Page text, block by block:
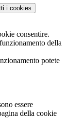
i cookies
consentire.
della
potete
essere
della cookie